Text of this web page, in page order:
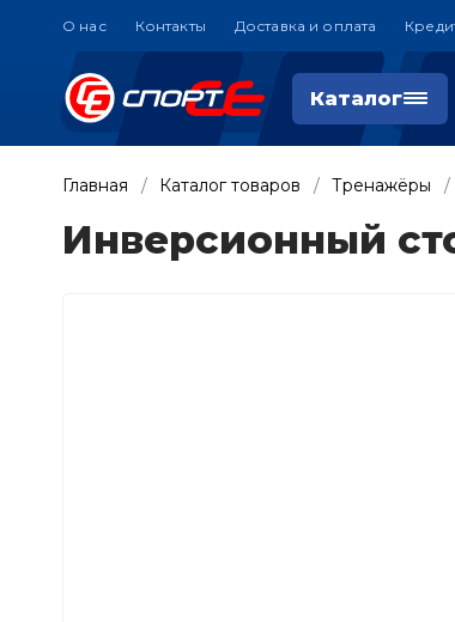
О нас Контакты Доставка и оплата
Каталог
Главная Каталог товаров Тренажёры
Инверсионный